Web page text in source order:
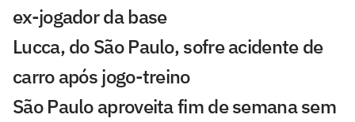
ex-jogador da base
Lucca, do São Paulo, sofre acidente de
carro após jogo-treino
São Paulo aproveita fim de semana sem